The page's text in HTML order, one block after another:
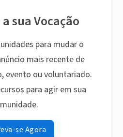
sua Vocação
para mudar o
mais recente de
evento ou voluntariado.
para agir em sua
se Agora